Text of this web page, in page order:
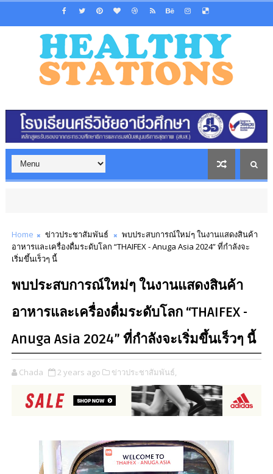
Home ข่าวประชาสัมพันธ์
พบประสบการณ์ใหม่ๆ ในงานแสดงสินค้า
อาหารและเครื่องดื่มระดับโลก “THAIFEX - Anuga Asia 2024” ที่กำลังจะ
เริ่มขึ้นเร็วๆ นี้
พบประสบการณ์ใหม่ๆ ในงานแสดงสินค้า
อาหารและเครื่องดื่มระดับโลก “THAIFEX -
Anuga Asia 2024” ที่กำลังจะเริ่มขึ้นเร็วๆ นี้
Chada 2 years ago ข่าวประชาสัมพันธ์,